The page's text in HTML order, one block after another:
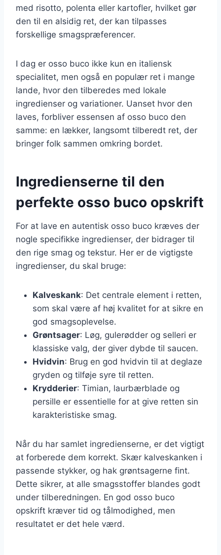
med risotto, polenta eller kartofler, hvilket gør
den til en alsidig ret, der kan tilpasses
forskellige smagspræferencer.
I dag er osso buco ikke kun en italiensk
specialitet, men også en populær ret i mange
lande, hvor den tilberedes med lokale
ingredienser og variationer. Uanset hvor den
laves, forbliver essensen af osso buco den
samme: en lækker, langsomt tilberedt ret, der
bringer folk sammen omkring bordet.
Ingredienserne til den
perfekte osso buco opskrift
For at lave en autentisk osso buco kræves der
nogle specifikke ingredienser, der bidrager til
den rige smag og tekstur. Her er de vigtigste
ingredienser, du skal bruge:
Kalveskank: Det centrale element i retten,
som skal være af høj kvalitet for at sikre en
god smagsoplevelse.
Grøntsager: Løg, gulerødder og selleri er
klassiske valg, der giver dybde til saucen.
Hvidvin: Brug en god hvidvin til at deglaze
gryden og tilføje syre til retten.
Krydderier: Timian, laurbærblade og
persille er essentielle for at give retten sin
karakteristiske smag.
Når du har samlet ingredienserne, er det vigtigt
at forberede dem korrekt. Skær kalveskanken i
passende stykker, og hak grøntsagerne fint.
Dette sikrer, at alle smagsstoffer blandes godt
under tilberedningen. En god osso buco
opskrift kræver tid og tålmodighed, men
resultatet er det hele værd.